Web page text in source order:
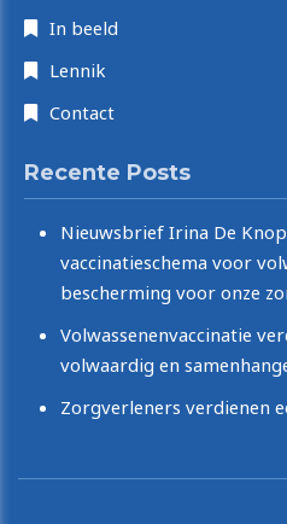
In beeld
Lennik
Contact
Recente Posts
Nieuwsbrief Irina De
vaccinatieschema voor
bescherming voor onze
Volwassenenvaccinatie
volwaardig en
Zorgverleners verdienen